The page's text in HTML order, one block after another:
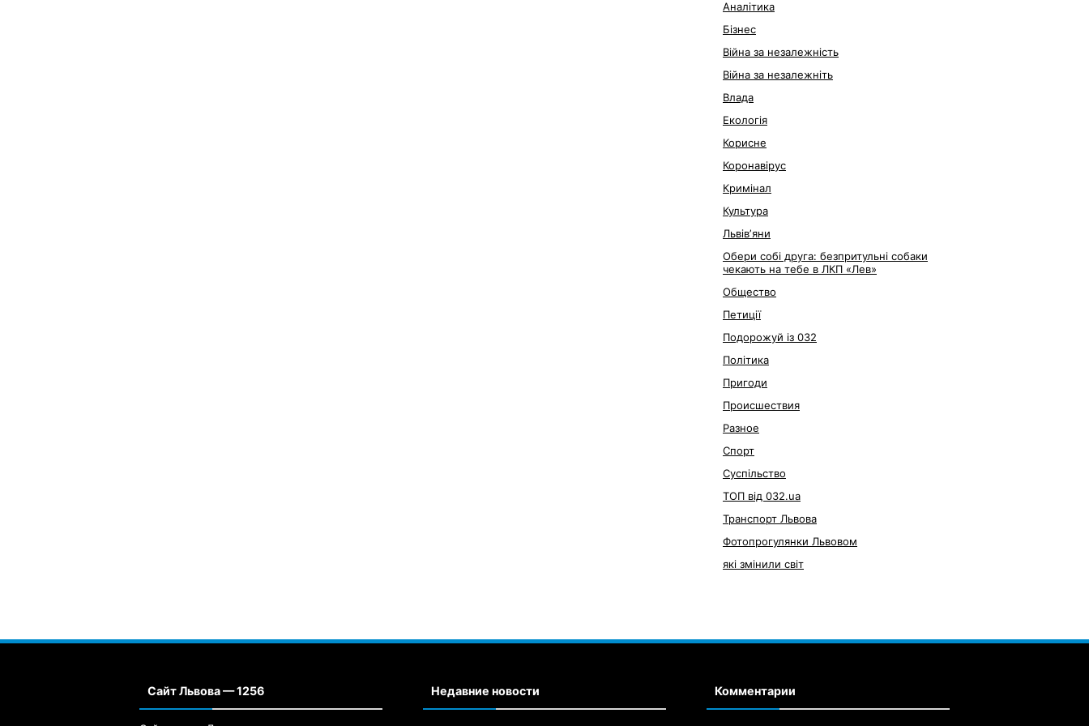
Аналітика
Бізнес
Війна за незалежність
Війна за незалежніть
Влада
Екологія
Корисне
Коронавірус
Кримінал
Культура
Львівʼяни
Обери собі друга: безпритульні собаки
чекають на тебе в ЛКП «Лев»
Общество
Петиції
Подорожуй із 032
Політика
Пригоди
Происшествия
Разное
Спорт
Суспільство
ТОП від 032.ua
Транспорт Львова
Фотопрогулянки Львовом
які змінили світ
Сайт Львова — 1256 Недавние новости Комментарии